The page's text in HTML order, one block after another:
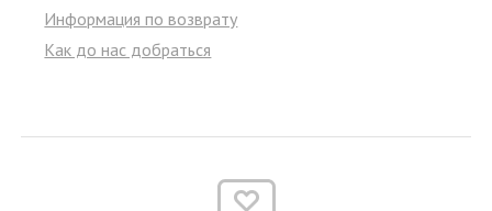
Информация по возврату
Как до нас добраться